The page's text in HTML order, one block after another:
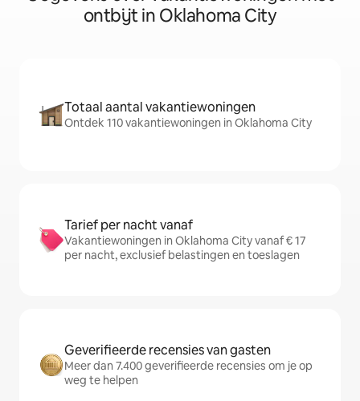
ontbijt in Oklahoma City
Totaal aantal vakantiewoningen
Ontdek 110 vakantiewoningen in Oklahoma City
Tarief per nacht vanaf
Vakantiewoningen in Oklahoma City vanaf € 17
per nacht, exclusief belastingen en toeslagen
Geverifieerde recensies van gasten
Meer dan 7.400 geverifieerde recensies om je op
weg te helpen